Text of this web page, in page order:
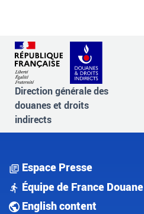
Direction générale des
douanes et droits
indirects
Espace Presse
Équipe de France Douane
English content